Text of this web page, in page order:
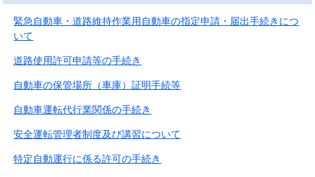
緊急自動車・道路維持作業用自動車の指定申請・届出手続きにつ
いて
道路使用許可申請等の手続き
自動車の保管場所（車庫）証明手続等
自動車運転代行業関係の手続き
安全運転管理者制度及び講習について
特定自動運行に係る許可の手続き